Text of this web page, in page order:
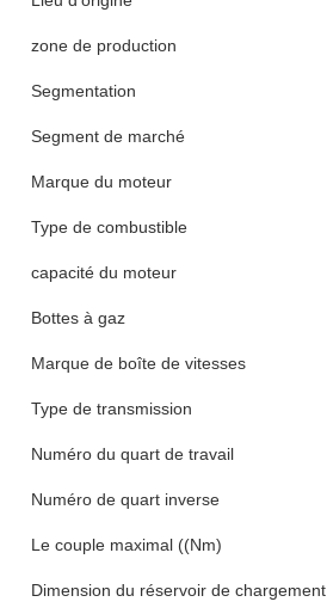
zone de production
Segmentation
Segment de marché
Marque du moteur
Type de combustible
capacité du moteur
Bottes à gaz
Marque de boîte de vitesses
Type de transmission
Numéro du quart de travail
Numéro de quart inverse
Le couple maximal ((Nm)
Dimension du réservoir de chargement